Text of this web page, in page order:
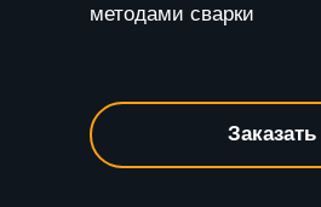
методами сварки
Заказать